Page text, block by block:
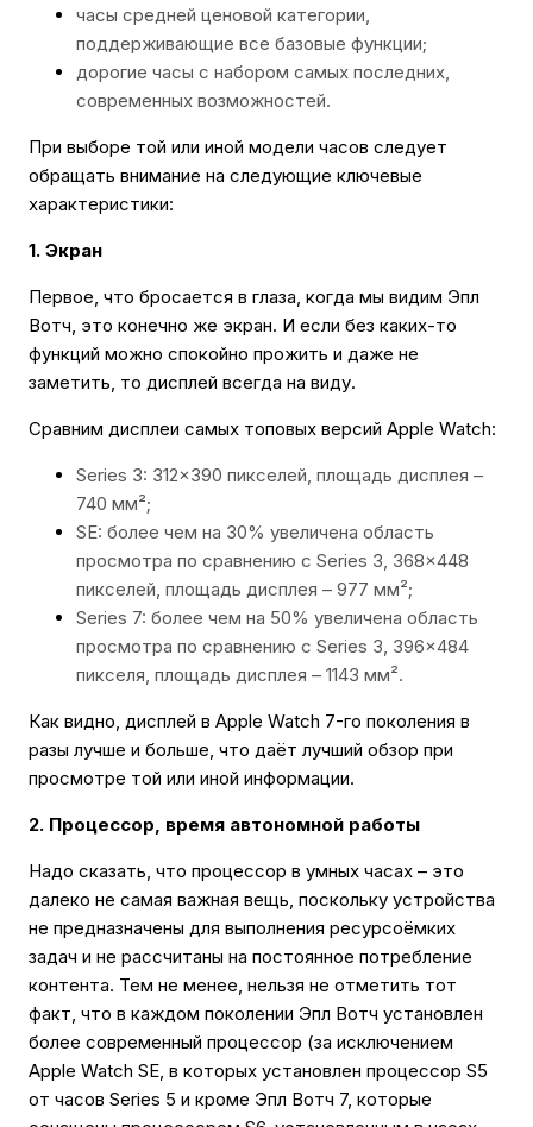
часы средней ценовой категории,
поддерживающие все базовые функции;
дорогие часы с набором самых последних,
современных возможностей.
При выборе той или иной модели часов следует
обращать внимание на следующие ключевые
характеристики:
1. Экран
Первое, что бросается в глаза, когда мы видим Эпл
Вотч, это конечно же экран. И если без каких-то
функций можно спокойно прожить и даже не
заметить, то дисплей всегда на виду.
Сравним дисплеи самых топовых версий Apple Watch:
Series 3: 312×390 пикселей, площадь дисплея –
740 мм²;
SE: более чем на 30% увеличена область
просмотра по сравнению с Series 3, 368×448
пикселей, площадь дисплея – 977 мм²;
Series 7: более чем на 50% увеличена область
просмотра по сравнению с Series 3, 396×484
пикселя, площадь дисплея – 1143 мм².
Как видно, дисплей в Apple Watch 7-го поколения в
разы лучше и больше, что даёт лучший обзор при
просмотре той или иной информации.
2. Процессор, время автономной работы
Надо сказать, что процессор в умных часах – это
далеко не самая важная вещь, поскольку устройства
не предназначены для выполнения ресурсоëмких
задач и не рассчитаны на постоянное потребление
контента. Тем не менее, нельзя не отметить тот
факт, что в каждом поколении Эпл Вотч установлен
более современный процессор (за исключением
Apple Watch SE, в которых установлен процессор S5
от часов Series 5 и кроме Эпл Вотч 7, которые